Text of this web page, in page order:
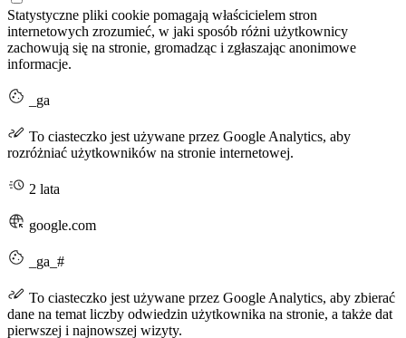
Statystyczne pliki cookie pomagają właścicielem stron
internetowych zrozumieć, w jaki sposób różni użytkownicy
zachowują się na stronie, gromadząc i zgłaszając anonimowe
informacje.
_ga
To ciasteczko jest używane przez Google Analytics, aby
rozróżniać użytkowników na stronie internetowej.
2 lata
google.com
_ga_#
To ciasteczko jest używane przez Google Analytics, aby zbierać
dane na temat liczby odwiedzin użytkownika na stronie, a także dat
pierwszej i najnowszej wizyty.